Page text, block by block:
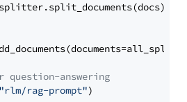
question-answering
"rlm/rag-prompt")